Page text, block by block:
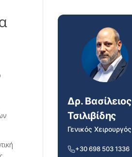
Δρ. Βασίλειος
Τσιλιβίδης
Γενικός Χειρουργός
+30 698 503 1336